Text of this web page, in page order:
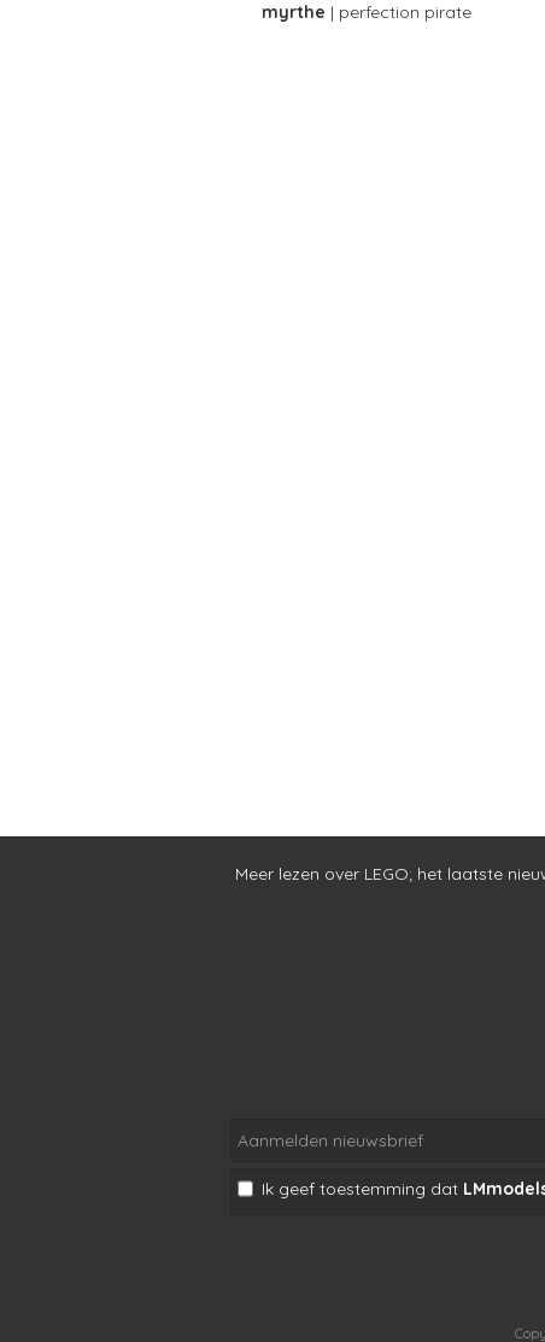
myrthe | perfection pirate
Meer lezen over LEGO; het laatste
Ik geef toestemming dat